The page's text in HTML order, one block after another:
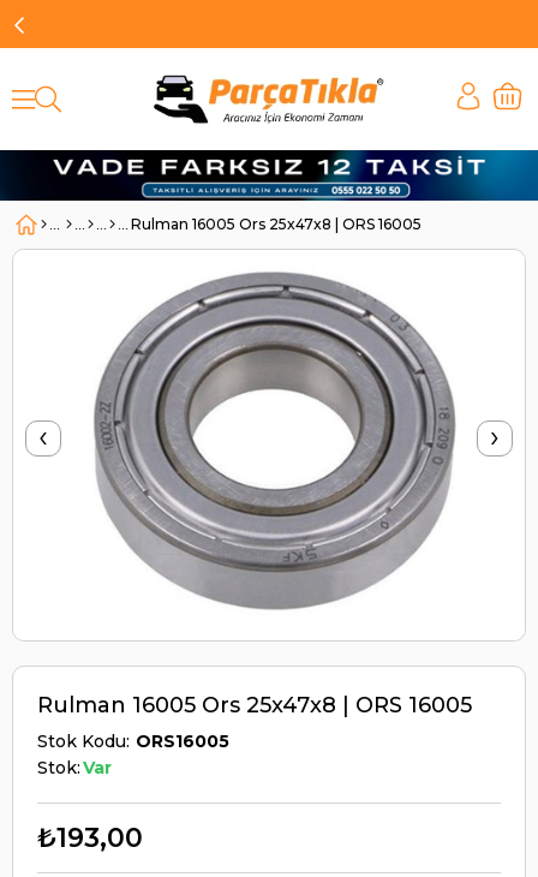
Rulman 16005 Ors 25x47x8 | ORS 16005
‹ ›
Rulman 16005 Ors 25x47x8 | ORS 16005
Stok Kodu ORS16005
Stok:Var
₺193,00